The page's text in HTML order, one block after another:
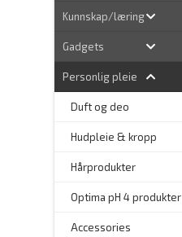
Kunnskap/læring
Gadgets
Personlig pleie
Duft og deo
Hudpleie & kropp
Hårprodukter
Optima pH 4 produkter
Accessories